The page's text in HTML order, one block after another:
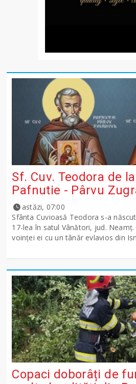
Sf. Cuv. Teodora de
Pafnutie - Pârvu
astăzi, 07:00
Sfânta Cuvioasă Teodora s-a
17-lea în satul Vânători, jud.
voinţei ei cu un tânăr evlavios din
Copaci doborâți de